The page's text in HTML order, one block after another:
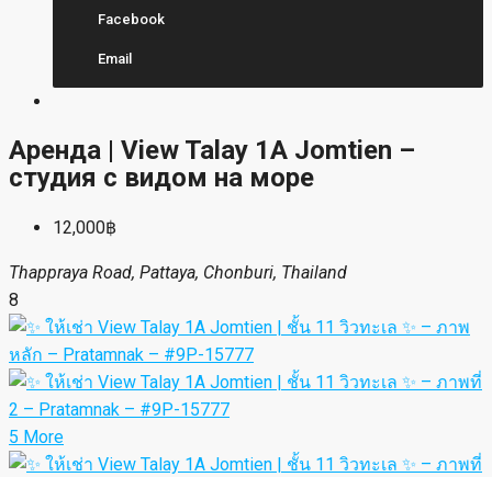
Facebook
Email
Аренда | View Talay 1A Jomtien –
студия с видом на море
12,000฿
Thappraya Road, Pattaya, Chonburi, Thailand
8
5 More